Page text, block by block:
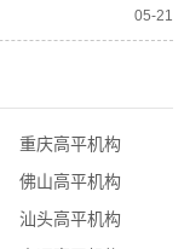
05-21
重庆高平机构
佛山高平机构
汕头高平机构